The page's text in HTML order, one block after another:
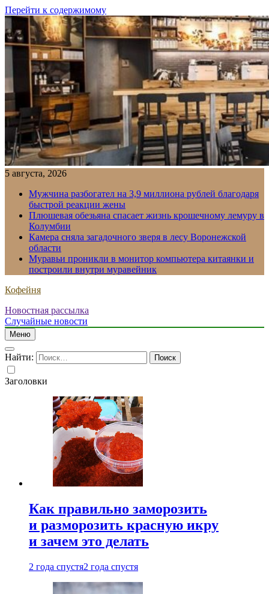
Перейти к содержимому
5 августа, 2026
Мужчина разбогател на 3,9 миллиона рублей благодаря
быстрой реакции жены
Плюшевая обезьяна спасает жизнь крошечному лемуру в
Колумбии
Камера сняла загадочного зверя в лесу Воронежской
области
Муравьи проникли в монитор компьютера китаянки и
построили внутри муравейник
Кофейня
Новостная рассылка
Случайные новости
Меню
Найти:
Заголовки
Как правильно заморозить
и разморозить красную икру
и зачем это делать
2 года спустя2 года спустя